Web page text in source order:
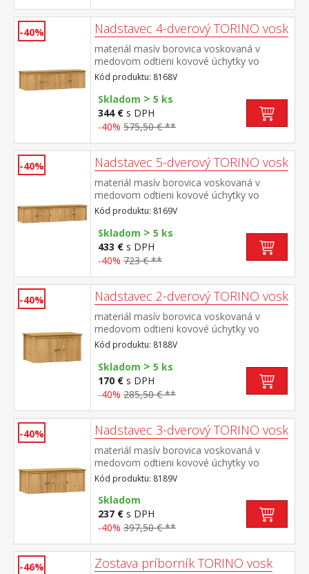
-40% Nadstavec 4-dverový TORINO vosk
materiál masív borovica voskovaná v
medovom odtieni kovové úchytky vo
farebnom prevedení černená
mosadz nadstavec pre skriňu 8068V
Kód produktu: 8168V
Skladom > 5 ks
344 € s DPH
-40% 575,50 € **
-40% Nadstavec 5-dverový TORINO vosk
materiál masív borovica voskovaná v
medovom odtieni kovové úchytky vo
farebnom prevedení černená
mosadz nadstavec pre skriňu 8069V
Kód produktu: 8169V
Skladom > 5 ks
433 € s DPH
-40% 723 € **
-40% Nadstavec 2-dverový TORINO vosk
materiál masív borovica voskovaná v
medovom odtieni kovové úchytky vo
farebnom prevedení černená
mosadz nadstavec pre skriňu 8088V
Kód produktu: 8188V
Skladom > 5 ks
170 € s DPH
-40% 285,50 € **
-40% Nadstavec 3-dverový TORINO vosk
materiál masív borovica voskovaná v
medovom odtieni kovové úchytky vo
farebnom prevedení černená
mosadz nadstavec pre skriňu 8089V
Kód produktu: 8189V
Skladom
237 € s DPH
-40% 397,50 € **
-46% Zostava príborník TORINO vosk